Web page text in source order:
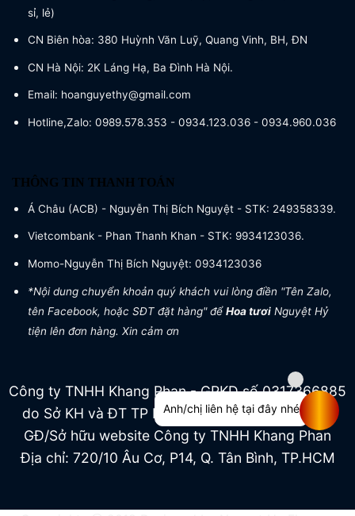
sỉ, lẻ)
CN Biên hòa: 380 Huỳnh Văn Luỹ, Quang Vinh, BH, ĐN
CN Hà Nội: 2K Láng Hạ, Ba Đình Hà Nội.
Email: hoanguyethy@gmail.com
Hotline,Zalo: 0989.578.353 - 0934.123.036 - 0934.960.036
THÔNG TIN THANH TOÁN
Á Châu (ACB) - Nguyễn Thị Bích Nguyệt - STK: 249358339.
Vietcombank - Phan Thanh Khan - STK: 9934123036.
Momo-Nguyễn Thị Bích Nguyệt: 0934123036
*Nội dung chuyển khoản quý khách vui lòng điền "Tên Zalo,
tên Facebook, hoặc SĐT đặt hàng" đểHoa tươi Nguyệt Hỷ
tiện lên đơn hàng. Xin cảm ơn
Công ty TNHH Khang Phan - GPKD số 0317366885
do Sở KH và ĐT TP HCM cấp ngày 04/07/2022
GĐ/Sở hữu website Công ty TNHH Khang Phan
Địa chỉ: 720/10 Âu Cơ, P14, Q. Tân Bình, TP.HCM
Anh/chị liên hệ tại đây nhé